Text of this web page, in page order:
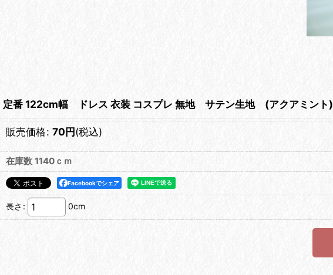
定番 122cm幅 ドレス 衣装 コスプレ 無地 サテン生地 (アクアミント)
販売価格: 70円(税込)
在庫数 1140ｃｍ
Facebookでシェア
長さ : 0cm